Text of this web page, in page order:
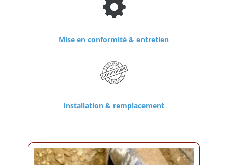
Mise en conformité & entretien
Installation & remplacement